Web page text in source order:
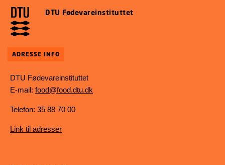
DTU Fødevareinstituttet
ADRESSE INFO
DTU Fødevareinstituttet
E-mail: food@food.dtu.dk
Telefon: 35 88 70 00
Link til adresser